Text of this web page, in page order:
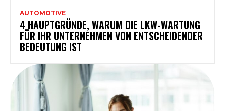
AUTOMOTIVE
4 HAUPTGRÜNDE, WARUM DIE LKW-WARTUNG
FÜR IHR UNTERNEHMEN VON ENTSCHEIDENDER
BEDEUTUNG IST